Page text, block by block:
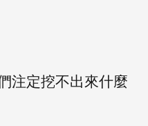
注定挖不出來什麼